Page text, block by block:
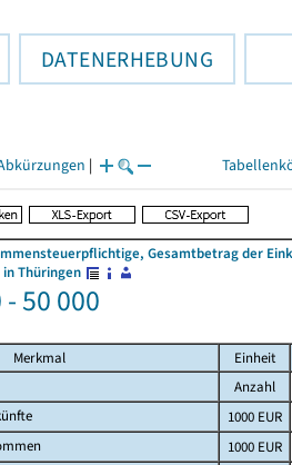
DATENERHEBUNG
|
Gesamtbetrag der
Thüringen
50 000
Merkmal Einheit
Anzahl
1000 EUR
1000 EUR